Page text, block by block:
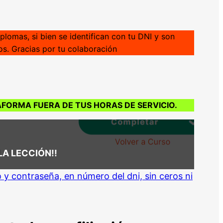
si bien se identifican con tu DNI y son
Gracias por tu colaboración
FUERA DE TUS HORAS DE SERVICIO.
LECCIÓN!!
contraseña, en número del dni, sin ceros ni